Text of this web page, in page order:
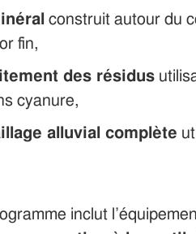
construit autour du
fin,
des résidus
cyanure,
alluvial complète
inclut